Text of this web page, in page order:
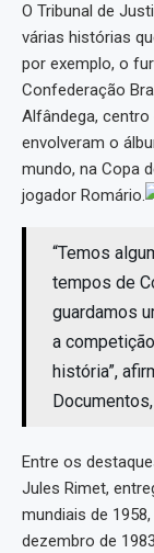
O Tribunal de
várias histórias
por exemplo, o
Confederação
Alfândega, centro
envolveram o
mundo, na Copa
jogador Romário.
“Temos
tempos de
guardamos
a
história”,
Entre os
Jules Rimet,
mundiais de
dezembro de